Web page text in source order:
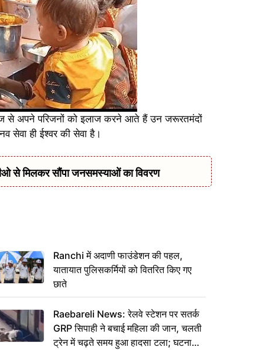
से अपने परिजनों को इलाज करने आते हैं उन जरूरतमंदों
सेवा ही ईश्वर की सेवा है।
से मिलकर सौंपा जनसमस्याओं का विवरण
Ranchi में अदाणी फाउंडेशन की पहल,
यातायात पुलिसकर्मियों को वितरित किए गए
छाते
Raebareli News: रेलवे स्टेशन पर सतर्क
GRP सिपाही ने बचाई महिला की जान, चलती
ट्रेन में चढ़ते समय हुआ हादसा टला; घटना